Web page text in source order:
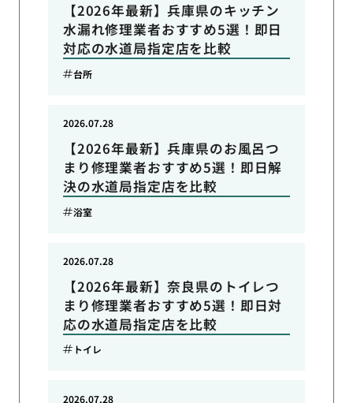
【2026年最新】兵庫県のキッチン
水漏れ修理業者おすすめ5選！即日
対応の水道局指定店を比較
台所
【2026年最新】兵庫県のお風呂つ
まり修理業者おすすめ5選！即日解
決の水道局指定店を比較
2026.07.28
浴室
【2026年最新】奈良県のトイレつ
まり修理業者おすすめ5選！即日対
応の水道局指定店を比較
2026.07.28
トイレ
2026.07.28